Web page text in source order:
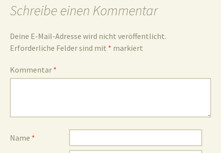
Schreibe einen Kommentar
Deine E-Mail-Adresse wird nicht veröffentlicht.
Erforderliche Felder sind mit * markiert
Kommentar *
Name *